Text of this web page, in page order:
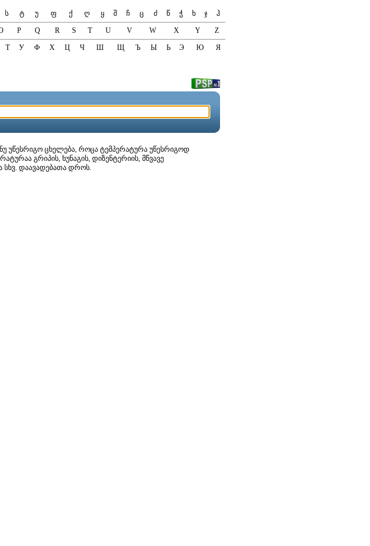
ს ტ უ ფ ქ ღ ყ შ ჩ ც ძ წ ჭ ხ ჯ
ჰ
P Q R S T U V W X Y
Z
Т У Ф Х Ц Ч Ш Щ Ъ Ы Ь Э Ю Я
უწესრიგო ცხელება, როცა ტემპერატურა უწესრიგოდ
გრიპის, ხუნაგის, დიზენტერიის, მწვავე
სხვ. დაავადებათა დროს.